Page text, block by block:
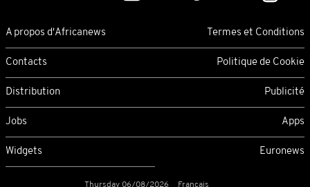
A propos d'Africanews Termes et Conditions
Contacts Politique de Cookie
Distribution Publicité
Jobs Apps
Widgets Euronews
Thursday 06/08/2026